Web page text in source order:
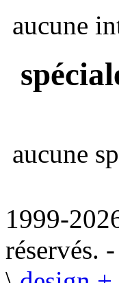
aucune
aucune
1999-
réservés. -